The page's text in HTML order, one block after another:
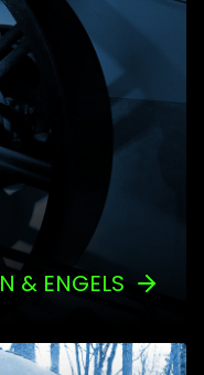
& ENGELS